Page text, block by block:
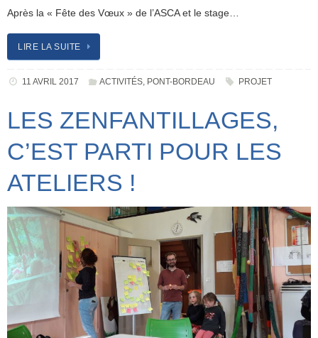
Après la « Fête des Vœux » de l’ASCA et le stage…
LIRE LA SUITE
11 AVRIL 2017 ACTIVITÉS PONT-BORDEAU PROJET
LES ZENFANTILLAGES,
C’EST PARTI POUR LES
ATELIERS !